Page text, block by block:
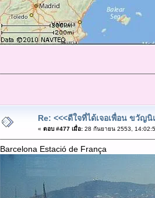
Re: <<<ดีใจที่ได้เจอเพื่อน ขวัญนิ
« ตอบ #477 เมื่อ:28 กันยายน 2553,
Barcelona Estació de França